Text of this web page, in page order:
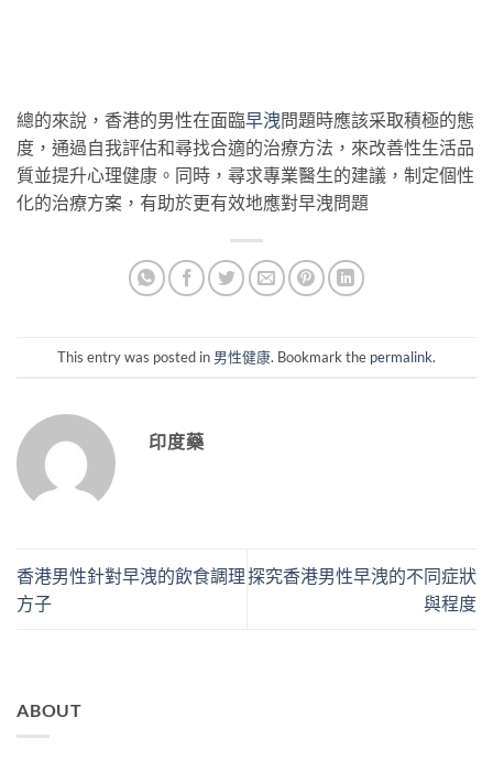
總的來說，香港的男性在面臨早洩問題時應該采取積極的態
度，通過自我評估和尋找合適的治療方法，來改善性生活品
質並提升心理健康。同時，尋求專業醫生的建議，制定個性
化的治療方案，有助於更有效地應對早洩問題
This entry was posted in 男性健康. Bookmark the permalink.
印度藥
香港男性針對早洩的飲食調理
方子
探究香港男性早洩的不同症狀
與程度
ABOUT